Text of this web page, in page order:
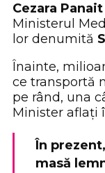
Cezara Panait
Ministerul
lor denumită
Înainte,
ce transportă
pe rând, una
Minister aflați
În
masă